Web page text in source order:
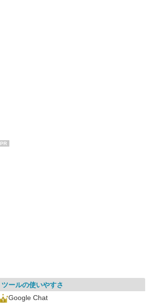
PR
ツールの使いやすさ
Google Chat